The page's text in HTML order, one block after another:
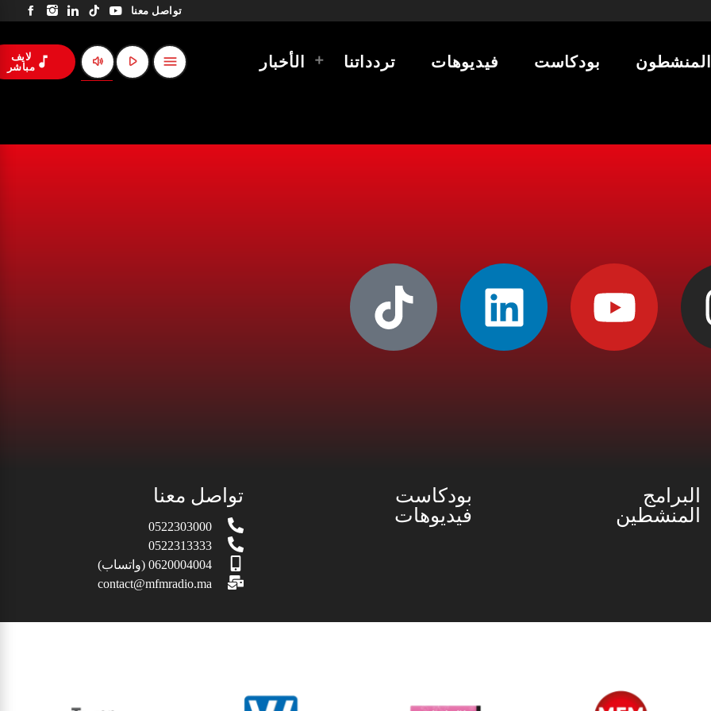
تواصل معنا
المنشطون بودكاست فيديوهات تردداتنا الأخبار menu
play_arrow
volume_up
music_note
لايف
مباشر
البرامج
المنشطين
بودكاست
فيديوهات
تواصل معنا
0522303000
0522313333
0620004004 (واتساب)
contact@mfmradio.ma